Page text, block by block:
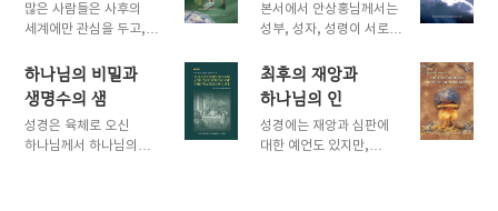
많은 사람들은 사후의
세계에만 관심을 두고,
이전에 어디에 있었는가에
대해서는 깊이 생각하지
않는다. 본서에서
안상홍님께서는 바로 이
사실에 대해 자세히
본서에서 안상홍님께서는
성부, 성자, 성령이 서로
아버지 하나님이시라는
성경의 가르침을
전하셨다.
하나님의 비밀과
생명수의 샘
성경은 육체로 오신
하나님께서 하나님의
최후의 재앙과
하나님의 인
성경에는 재앙과 심판에
대한 예언도 있지만,